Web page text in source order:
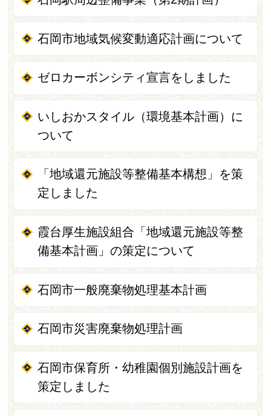
石岡市地域気候変動適応計画について
ゼロカーボンシティ宣言をしました
いしおかスタイル（環境基本計画）に
ついて
「地域還元施設等整備基本構想」を策
定しました
霞台厚生施設組合「地域還元施設等整
備基本計画」の策定について
石岡市一般廃棄物処理基本計画
石岡市災害廃棄物処理計画
石岡市保育所・幼稚園個別施設計画を
策定しました